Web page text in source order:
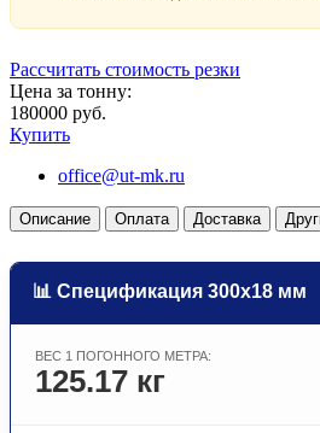
Рассчитать стоимость резки
Цена за тонну:
180000 руб.
Купить
office@ut-mk.ru
Описание Оплата Доставка
📊 Спецификация 300х18 мм
ВЕС 1 ПОГОННОГО МЕТРА:
125.17 кг